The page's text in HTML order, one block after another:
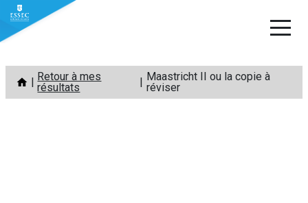
Aller
contenu
Retour à mes
résultats
Maastricht II ou la copie à
réviser